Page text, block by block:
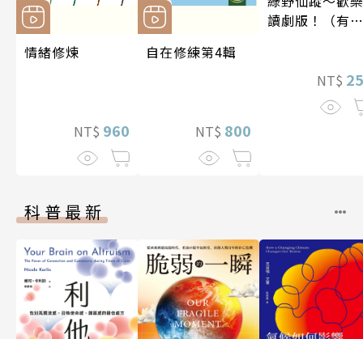
情緒修煉
NT$ 960
自在修練第4輯
NT$ 800
讀劇版！（有聲
NT$
科普最新